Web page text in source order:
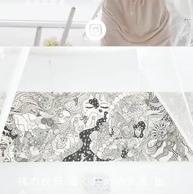
魂の祝日/逝くための方法/生